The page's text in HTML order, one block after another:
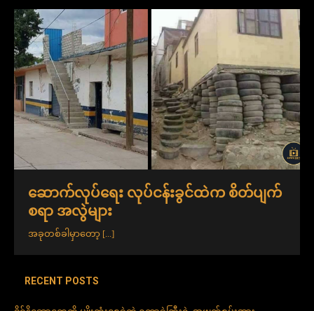
ဆောက်လုပ်ရေး လုပ်ငန်းခွင်ထဲက စိတ်ပျက်
စရာ အလွဲများ
အခုတစ်ခါမှာတော့ [...]
RECENT POSTS